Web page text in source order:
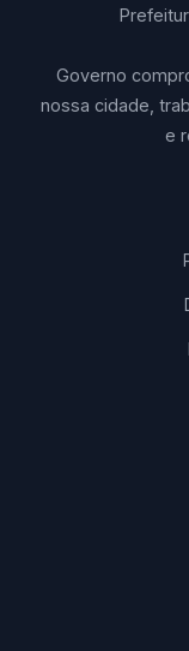
Governo
nossa cidade,
e